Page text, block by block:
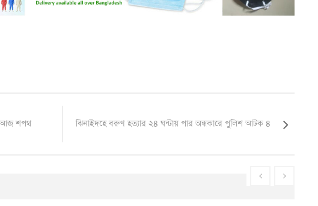
আজ শপথ ঝিনাইদহে বরুণ হত্যার ২৪ ঘন্টায় পার অন্ধকারে পুলিশ আটক ৪